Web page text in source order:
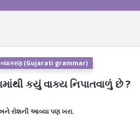
વ્યાકરણ (Gujarati grammar)
કયું વાક્ય નિપાતવાળું છે ?
રોશની આવ્યા પણ ખરા.